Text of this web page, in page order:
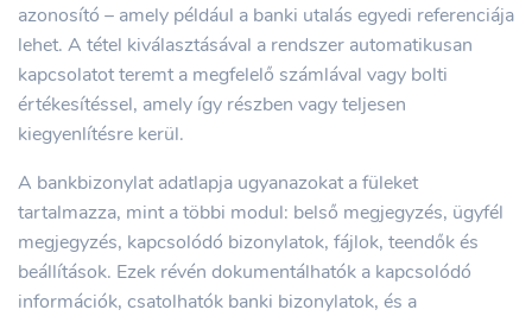
azonosító – amely például a banki utalás egyedi referenciája
lehet. A tétel kiválasztásával a rendszer automatikusan
kapcsolatot teremt a megfelelő számlával vagy bolti
értékesítéssel, amely így részben vagy teljesen
kiegyenlítésre kerül.
A bankbizonylat adatlapja ugyanazokat a füleket
tartalmazza, mint a többi modul: belső megjegyzés, ügyfél
megjegyzés, kapcsolódó bizonylatok, fájlok, teendők és
beállítások. Ezek révén dokumentálhatók a kapcsolódó
információk, csatolhatók banki bizonylatok, és a